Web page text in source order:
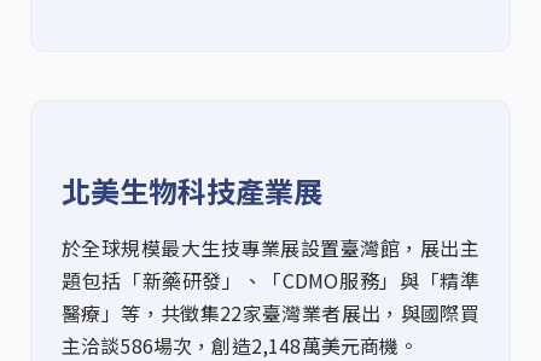
北美生物科技產業展
於全球規模最大生技專業展設置臺灣館，展出主
題包括「新藥研發」、「CDMO服務」與「精準
醫療」等，共徵集22家臺灣業者展出， 與國際買
主洽談586場次，創造2,148萬美元商機。